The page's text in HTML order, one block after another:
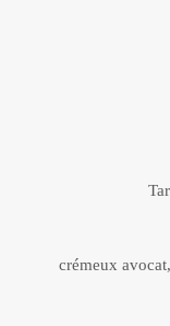
crémeux